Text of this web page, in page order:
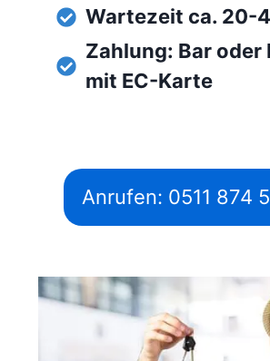
Wartezeit ca. 20-
Zahlung: Bar oder
mit EC-Karte
Anrufen: 0511 874